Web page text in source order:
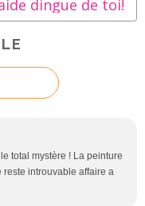
dingue de toi!
total mystère ! La peinture
introuvable affaire a